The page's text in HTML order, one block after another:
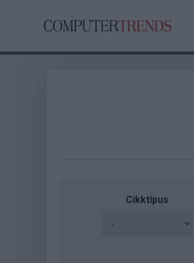
Cikktípus